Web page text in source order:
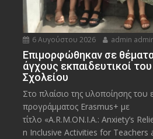
6 Αυγούστου 2026 admin
Eπιμορφώθηκαν σε
άγχους εκπαιδευτικοί
Σχολείου
Στο πλαίσιο της υλοποίησης του
προγράμματος Erasmus+ με
τίτλο «A.R.M.ON.I.A.: Anxiety’s
n Inclusive Activities for Teachers